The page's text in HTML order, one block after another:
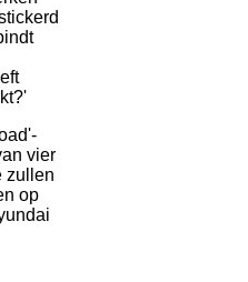
vier
zullen
op